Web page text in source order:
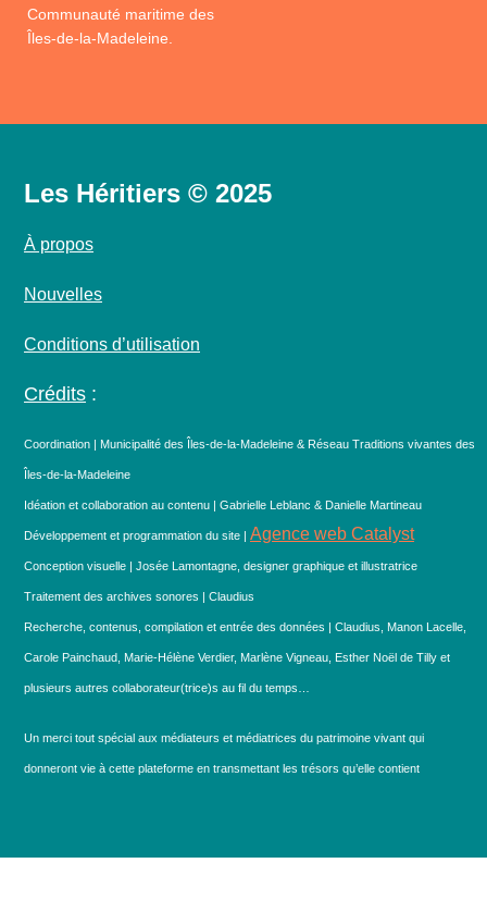
Communauté maritime des
Îles-de-la-Madeleine.
Les Héritiers © 2025
À propos
Nouvelles
Conditions d’utilisation
Crédits :
Coordination | Municipalité des Îles-de-la-Madeleine & Réseau Traditions vivantes des
Îles-de-la-Madeleine
Idéation et collaboration au contenu | Gabrielle Leblanc & Danielle Martineau
Développement et programmation du site | Agence web Catalyst
Conception visuelle | Josée Lamontagne, designer graphique et illustratrice
Traitement des archives sonores | Claudius
Recherche, contenus, compilation et entrée des données | Claudius, Manon Lacelle,
Carole Painchaud, Marie-Hélène Verdier, Marlène Vigneau, Esther Noël de Tilly et
plusieurs autres collaborateur(trice)s au fil du temps…
Un merci tout spécial aux médiateurs et médiatrices du patrimoine vivant qui
donneront vie à cette plateforme en transmettant les trésors qu’elle contient